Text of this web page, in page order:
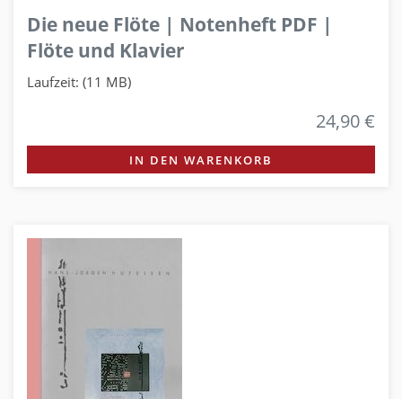
Die neue Flöte | Notenheft PDF |
Flöte und Klavier
Laufzeit: (11 MB)
24,90 €
IN DEN WARENKORB